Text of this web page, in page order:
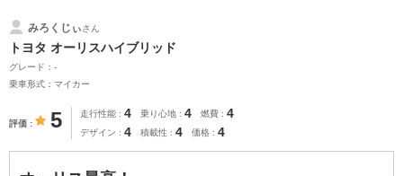
みろくじぃさん
トヨタ オーリスハイブリッド
グレード：-
乗車形式：マイカー
評価 5 走行性能 4 乗り心地 4 燃費 4
デザイン 4 積載性 4 価格 4